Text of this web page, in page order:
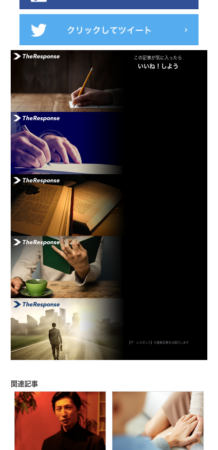
この記事が気に入ったら
いいね！しよう
【ザ・レスポンス】の最新記事をお届けします
関連記事